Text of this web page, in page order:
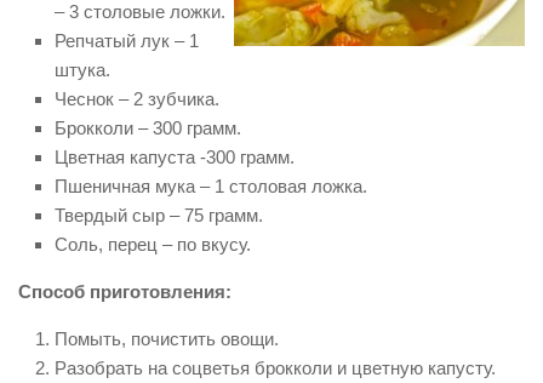
– 3 столовые ложки.
Репчатый лук – 1
штука.
Чеснок – 2 зубчика.
Брокколи – 300 грамм.
Цветная капуста -300 грамм.
Пшеничная мука – 1 столовая ложка.
Твердый сыр – 75 грамм.
Соль, перец – по вкусу.
Способ приготовления:
Помыть, почистить овощи.
Разобрать на соцветья брокколи и цветную капусту.